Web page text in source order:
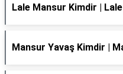
Lale Mansur Kimdir |
Mansur Yavaş Kimdir |